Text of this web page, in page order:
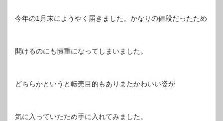
今年の1月末にようやく届きました。かなりの値段だったため
開けるのにも慎重になってしまいました。
どちらかというと転売目的もありまたかわいい姿が
気に入っていたため手に入れてみました。